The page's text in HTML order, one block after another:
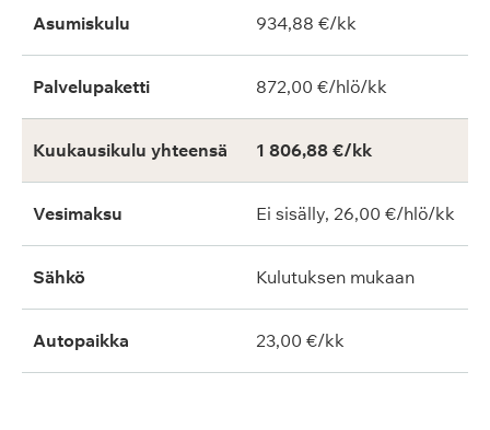
Asumiskulu 934,88 €/kk
Palvelupaketti 872,00 €/hlö/kk
Kuukausikulu yhteensä 1 806,88 €/kk
Vesimaksu Ei sisälly, 26,00 €/hlö/kk
Sähkö Kulutuksen mukaan
Autopaikka 23,00 €/kk